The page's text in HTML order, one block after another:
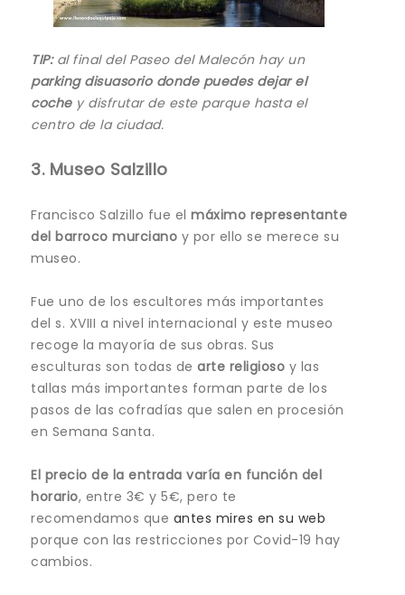
TIP:al final del Paseo del Malecón hay un
parking disuasorio donde puedes dejar el
cochey disfrutar de este parque hasta el
centro de la ciudad.
3. Museo Salzillo
Francisco Salzillo fue el máximo representante
del barroco murciano y por ello se merece su
museo.
Fue uno de los escultores más importantes
del s. XVIII a nivel internacional y este museo
recoge la mayoría de sus obras. Sus
esculturas son todas de arte religioso y las
tallas más importantes forman parte de los
pasos de las cofradías que salen en procesión
en Semana Santa.
El precio de la entrada varía en función del
horario, entre 3€ y 5€, pero te
recomendamos que antes mires en su web
porque con las restricciones por Covid-19 hay
cambios.